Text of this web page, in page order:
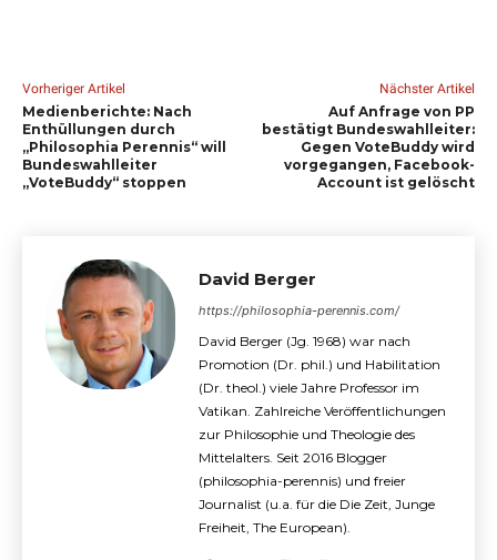
Vorheriger Artikel
Medienberichte: Nach
Enthüllungen durch
„Philosophia Perennis“ will
Bundeswahlleiter
„VoteBuddy“ stoppen
Nächster Artikel
Auf Anfrage von PP
bestätigt Bundeswahlleiter:
Gegen VoteBuddy wird
vorgegangen, Facebook-
Account ist gelöscht
David Berger
https://philosophia-perennis.com/
David Berger (Jg. 1968) war nach
Promotion (Dr. phil.) und Habilitation
(Dr. theol.) viele Jahre Professor im
Vatikan. Zahlreiche Veröffentlichungen
zur Philosophie und Theologie des
Mittelalters. Seit 2016 Blogger
(philosophia-perennis) und freier
Journalist (u.a. für die Die Zeit, Junge
Freiheit, The European).